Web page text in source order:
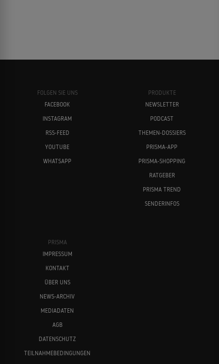
FOLGEN SIE UNS
FACEBOOK
INSTAGRAM
RSS-FEED
YOUTUBE
WHATSAPP
PRODUKTE
NEWSLETTER
PODCAST
THEMEN-DOSSIERS
PRISMA-APP
PRISMA-SHOPPING
RATGEBER
PRISMA TREND
SENDERINFOS
PRISMA
IMPRESSUM
KONTAKT
ÜBER UNS
NEWS-ARCHIV
MEDIADATEN
AGB
DATENSCHUTZ
TEILNAHMEBEDINGUNGEN